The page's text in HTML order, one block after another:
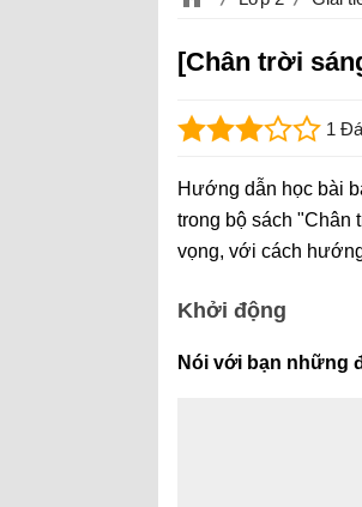
[Chân trời
1
Hướng dẫn học bài
trong bộ sách "Chân
vọng, với cách
Khởi động
Nói với bạn những